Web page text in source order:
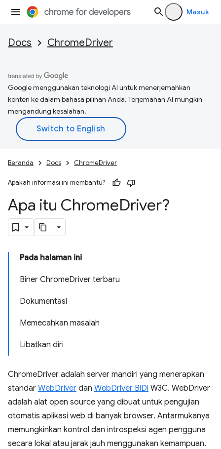
Masuk
Docs ChromeDriver
Google menggunakan teknologi AI untuk menerjemahkan
konten ke dalam bahasa pilihan Anda. Terjemahan AI mungkin
mengandung kesalahan.
Beranda Docs ChromeDriver
Apakah informasi ini membantu?
Apa itu ChromeDriver?
Pada halaman ini
Biner ChromeDriver terbaru
Dokumentasi
Memecahkan masalah
Libatkan diri
ChromeDriver adalah server mandiri yang menerapkan
standar WebDriver dan WebDriver BiDi W3C. WebDriver
adalah alat open source yang dibuat untuk pengujian
otomatis aplikasi web di banyak browser. Antarmukanya
memungkinkan kontrol dan introspeksi agen pengguna
secara lokal atau jarak jauh menggunakan kemampuan.